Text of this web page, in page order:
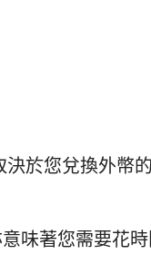
於您兌換外幣
味著您需要花